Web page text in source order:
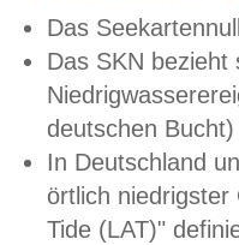
Das
Das SKN
deutschen
In Deutschland
örtlich
Tide (LAT)"